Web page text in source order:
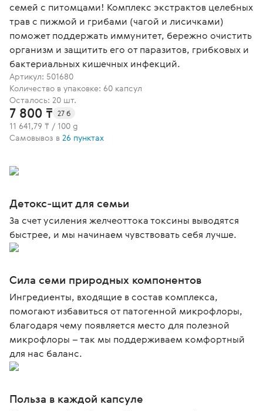
семей с питомцами! Комплекс экстрактов целебных
трав с пижмой и грибами (чагой и лисичками)
поможет поддержать иммунитет, бережно очистить
организм и защитить его от паразитов, грибковых и
бактериальных кишечных инфекций.
Артикул: 501680
Количество в упаковке: 60 капсул
Осталось: 20 шт.
7 800 ₸ 27 б
11 641,79 ₸ / 100 g
Самовывоз в 26 пунктах
Детокс-щит для семьи
За счет усиления желчеоттока токсины выводятся
быстрее, и мы начинаем чувствовать себя лучше.
Сила семи природных компонентов
Ингредиенты, входящие в состав комплекса,
помогают избавиться от патогенной микрофлоры,
благодаря чему появляется место для полезной
микрофлоры – так мы поддерживаем комфортный
для нас баланс.
Польза в каждой капсуле